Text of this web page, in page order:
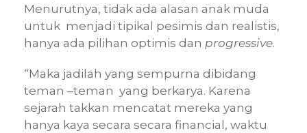
Menurutnya, tidak ada alasan anak muda
untuk menjadi tipikal pesimis dan realistis,
hanya ada pilihan optimis dan progressive.
“Maka jadilah yang sempurna dibidang
teman –teman yang berkarya. Karena
sejarah takkan mencatat mereka yang
hanya kaya secara secara financial, waktu